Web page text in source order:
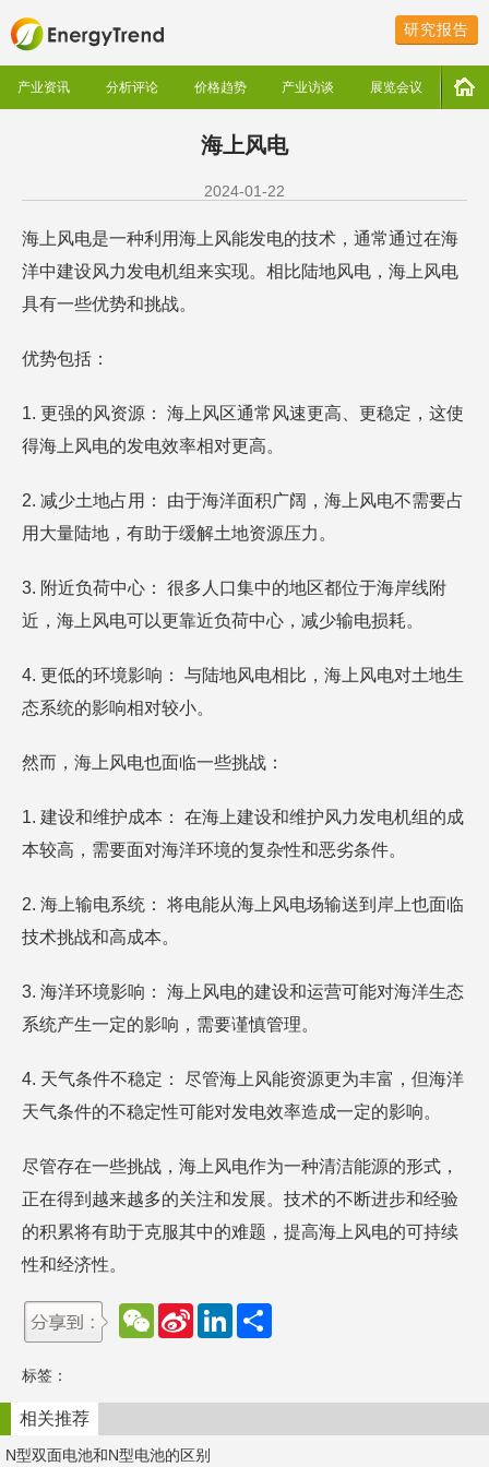
研究报告
产业资讯 分析评论 价格趋势 产业访谈 展览会议
海上风电
2024-01-22
海上风电是一种利用海上风能发电的技术，通常通过在海
洋中建设风力发电机组来实现。相比陆地风电，海上风电
具有一些优势和挑战。
优势包括：
1. 更强的风资源： 海上风区通常风速更高、更稳定，这使
得海上风电的发电效率相对更高。
2. 减少土地占用： 由于海洋面积广阔，海上风电不需要占
用大量陆地，有助于缓解土地资源压力。
3. 附近负荷中心： 很多人口集中的地区都位于海岸线附
近，海上风电可以更靠近负荷中心，减少输电损耗。
4. 更低的环境影响： 与陆地风电相比，海上风电对土地生
态系统的影响相对较小。
然而，海上风电也面临一些挑战：
1. 建设和维护成本： 在海上建设和维护风力发电机组的成
本较高，需要面对海洋环境的复杂性和恶劣条件。
2. 海上输电系统： 将电能从海上风电场输送到岸上也面临
技术挑战和高成本。
3. 海洋环境影响： 海上风电的建设和运营可能对海洋生态
系统产生一定的影响，需要谨慎管理。
4. 天气条件不稳定： 尽管海上风能资源更为丰富，但海洋
天气条件的不稳定性可能对发电效率造成一定的影响。
尽管存在一些挑战，海上风电作为一种清洁能源的形式，
正在得到越来越多的关注和发展。技术的不断进步和经验
的积累将有助于克服其中的难题，提高海上风电的可持续
性和经济性。
W
e
t
S
e
b
o
L
d
n
标签：
相关推荐
N型双面电池和N型电池的区别